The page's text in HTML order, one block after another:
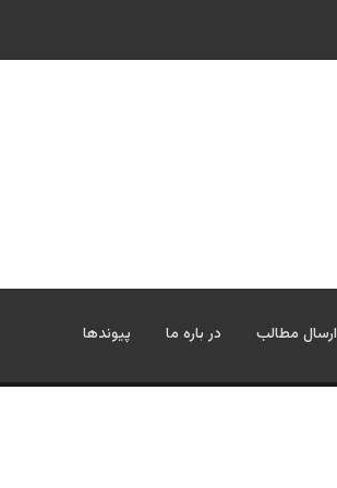
ارسال مطالب در باره ما پیوندها